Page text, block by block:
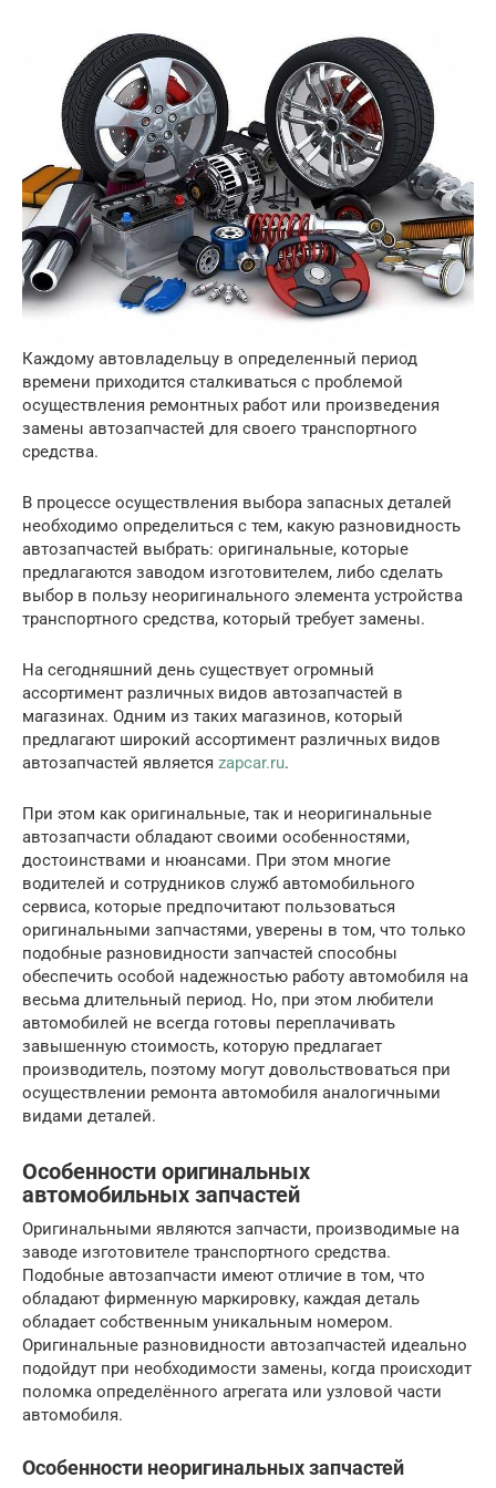
Каждому автовладельцу в определенный период
времени приходится сталкиваться с проблемой
осуществления ремонтных работ или произведения
замены автозапчастей для своего транспортного
средства.
В процессе осуществления выбора запасных деталей
необходимо определиться с тем, какую разновидность
автозапчастей выбрать: оригинальные, которые
предлагаются заводом изготовителем, либо сделать
выбор в пользу неоригинального элемента устройства
транспортного средства, который требует замены.
На сегодняшний день существует огромный
ассортимент различных видов автозапчастей в
магазинах. Одним из таких магазинов, который
предлагают широкий ассортимент различных видов
автозапчастей является zapcar.ru.
При этом как оригинальные, так и неоригинальные
автозапчасти обладают своими особенностями,
достоинствами и нюансами. При этом многие
водителей и сотрудников служб автомобильного
сервиса, которые предпочитают пользоваться
оригинальными запчастями, уверены в том, что только
подобные разновидности запчастей способны
обеспечить особой надежностью работу автомобиля на
весьма длительный период. Но, при этом любители
автомобилей не всегда готовы переплачивать
завышенную стоимость, которую предлагает
производитель, поэтому могут довольствоваться при
осуществлении ремонта автомобиля аналогичными
видами деталей.
Особенности оригинальных
автомобильных запчастей
Оригинальными являются запчасти, производимые на
заводе изготовителе транспортного средства.
Подобные автозапчасти имеют отличие в том, что
обладают фирменную маркировку, каждая деталь
обладает собственным уникальным номером.
Оригинальные разновидности автозапчастей идеально
подойдут при необходимости замены, когда происходит
поломка определённого агрегата или узловой части
автомобиля.
Особенности неоригинальных запчастей